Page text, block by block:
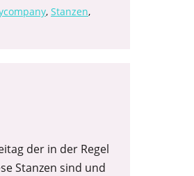
, Stanzen,
der in der Regel
Stanzen sind und